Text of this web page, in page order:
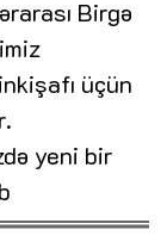
Birgə
üçün
yeni bir